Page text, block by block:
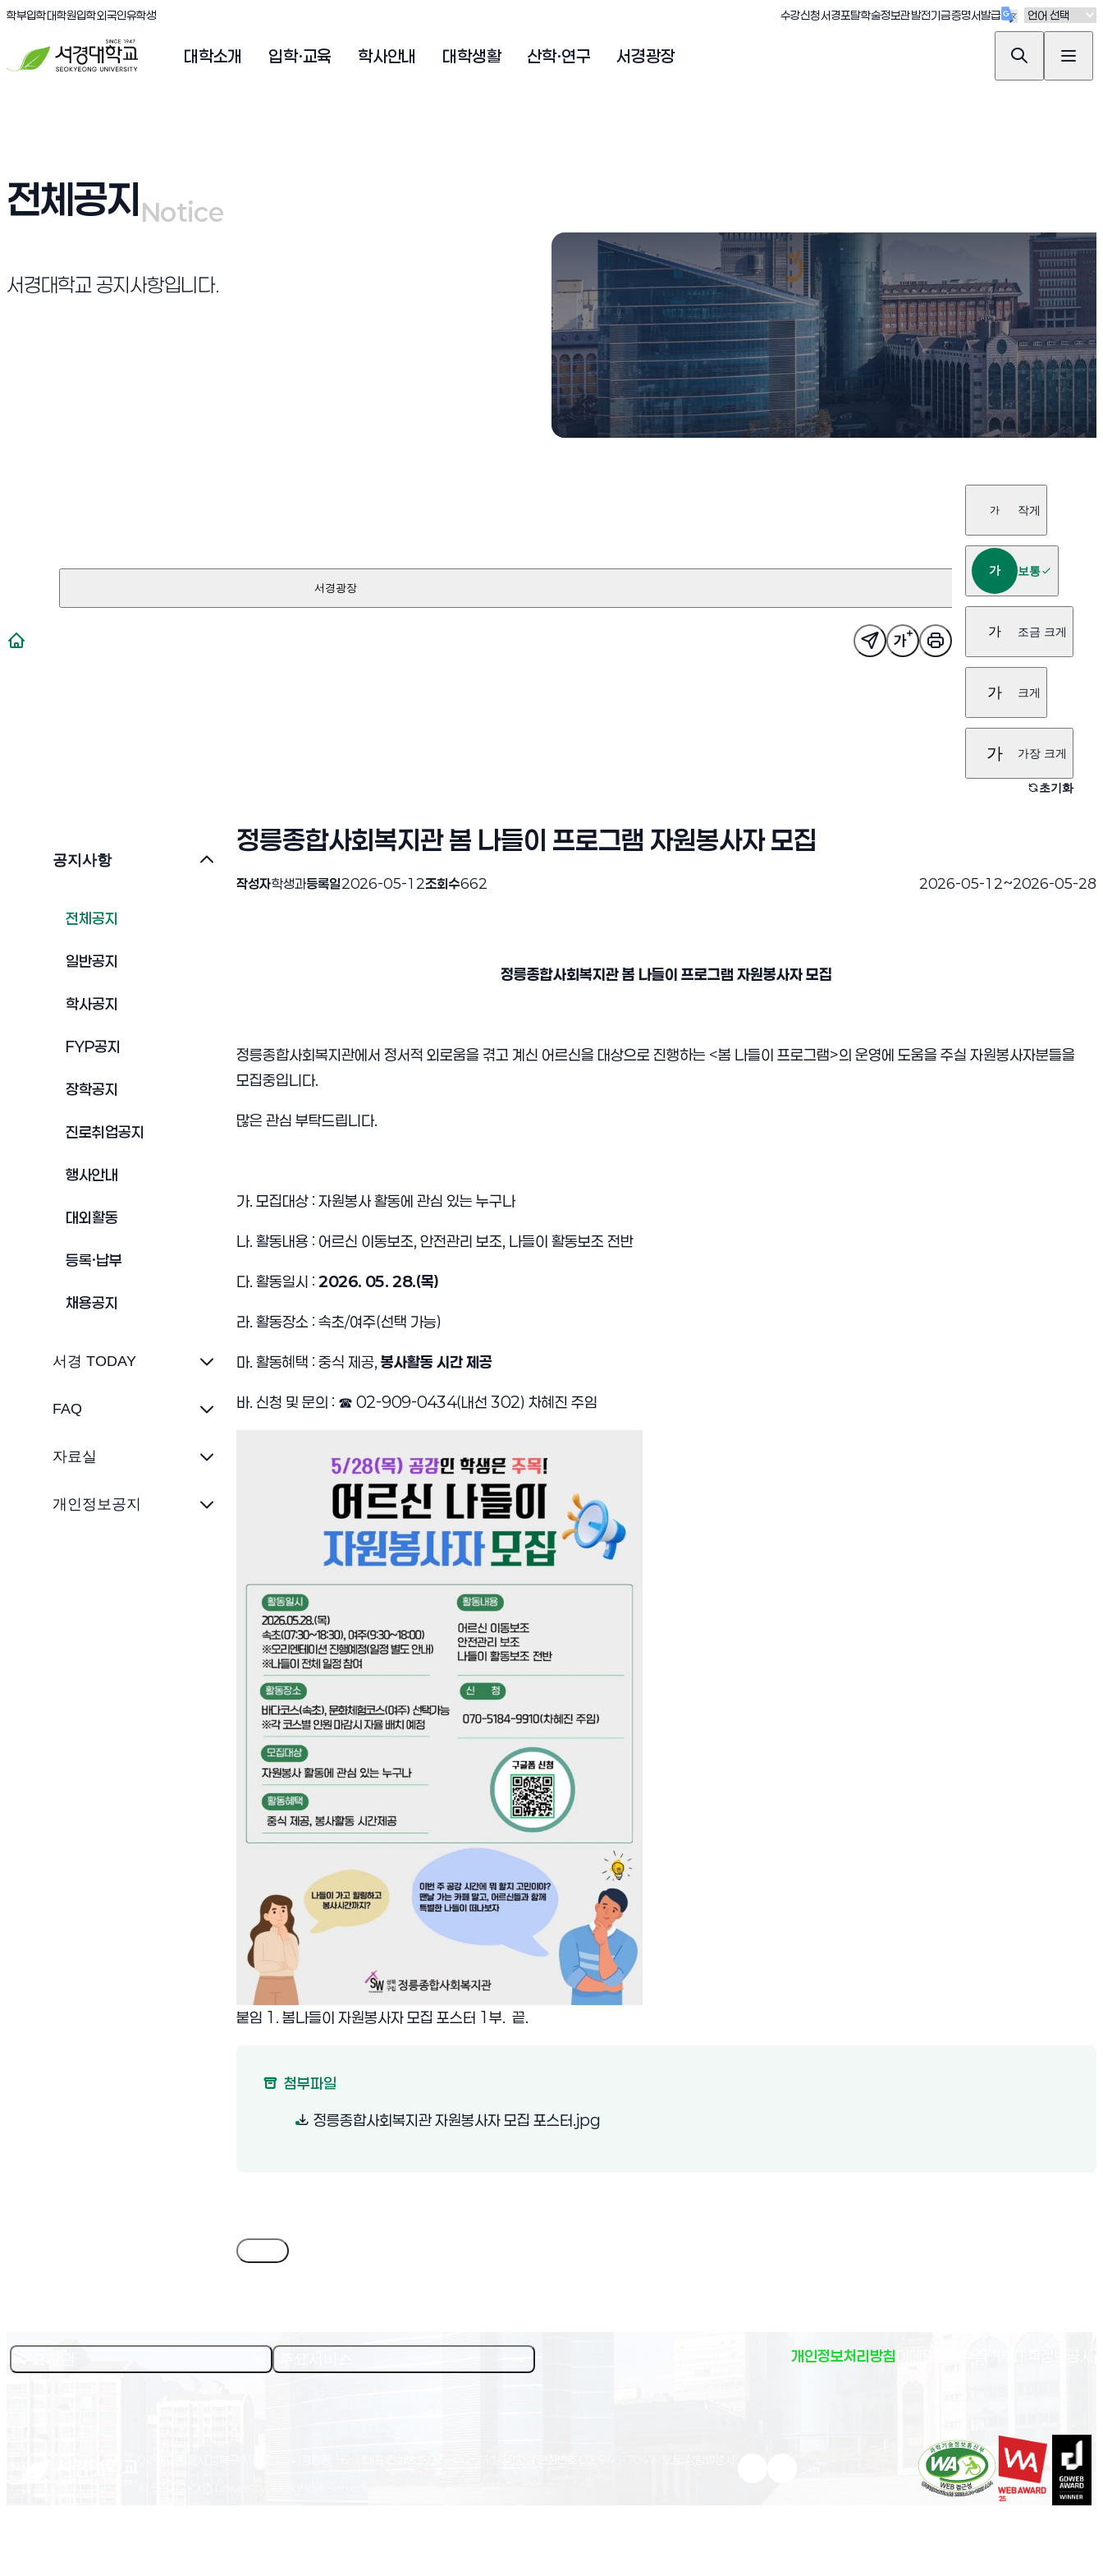
서경대학교
학부입학(새창 열림)
대학원입학(새창 열림)
외국인유학생(새창 열림) 수강신청(새창 열림)
서경포탈(새창 열림)
학술정보관(새창 열림)
발전기금(새창 열림)
증명서발급(새창 열림)
대학소개 입학·교육 학사안내 대학생활 산학·연구 서경광장
전체공지 Notice
Notice
서경대학교 공지사항입니다.
서경광장
가 작게
가 보통
가 조금 크게
가 크게
가 가장 크게
초기화
공지사항
전체공지
일반공지
학사공지
FYP공지
장학공지
진로취업공지
행사안내
대외활동
등록·납부
채용공지
서경 TODAY
FAQ
자료실
개인정보공지
정릉종합사회복지관 봄 나들이 프로그램 자원봉사자 모집
작성자학생과등록일2026-05-12조회수662 2026-05-12~2026-05-28
정릉종합사회복지관 봄 나들이 프로그램 자원봉사자 모집
정릉종합사회복지관에서 정서적 외로움을 겪고 계신 어르신을 대상으로 진행하는 <봄 나들이 프로그램>의 운영에 도움을 주실 자원봉사자분들을
모집중입니다.
많은 관심 부탁드립니다.
가. 모집대상 : 자원봉사 활동에 관심 있는 누구나
나. 활동내용 : 어르신 이동보조, 안전관리 보조, 나들이 활동보조 전반
다. 활동일시 : 2026. 05. 28.(목)
라. 활동장소 : 속초/여주(선택 가능)
마. 활동혜택 : 중식 제공, 봉사활동 시간 제공
바. 신청 및 문의 : ☎ 02-909-0434(내선 302) 차혜진 주임
붙임 1. 봄나들이 자원봉사자 모집 포스터 1부. 끝.
첨부파일
정릉종합사회복지관 자원봉사자 모집 포스터.jpg
개인정보처리방침